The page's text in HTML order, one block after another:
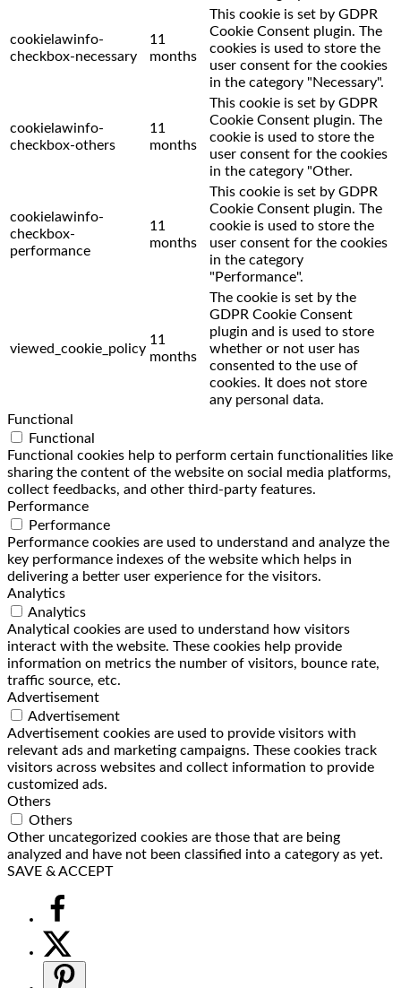
cookielawinfo-
checkbox-necessary
11
months
This cookie is set by GDPR
Cookie Consent plugin. The
cookies is used to store the
user consent for the cookies
in the category "Necessary".
cookielawinfo-
checkbox-others
11
months
This cookie is set by GDPR
Cookie Consent plugin. The
cookie is used to store the
user consent for the cookies
in the category "Other.
cookielawinfo-
checkbox-
performance
11
months
This cookie is set by GDPR
Cookie Consent plugin. The
cookie is used to store the
user consent for the cookies
in the category
"Performance".
viewed_cookie_policy
11
months
The cookie is set by the
GDPR Cookie Consent
plugin and is used to store
whether or not user has
consented to the use of
cookies. It does not store
any personal data.
Functional
Functional
Functional cookies help to perform certain functionalities like
sharing the content of the website on social media platforms,
collect feedbacks, and other third-party features.
Performance
Performance
Performance cookies are used to understand and analyze the
key performance indexes of the website which helps in
delivering a better user experience for the visitors.
Analytics
Analytics
Analytical cookies are used to understand how visitors
interact with the website. These cookies help provide
information on metrics the number of visitors, bounce rate,
traffic source, etc.
Advertisement
Advertisement
Advertisement cookies are used to provide visitors with
relevant ads and marketing campaigns. These cookies track
visitors across websites and collect information to provide
customized ads.
Others
Others
Other uncategorized cookies are those that are being
analyzed and have not been classified into a category as yet.
SAVE & ACCEPT